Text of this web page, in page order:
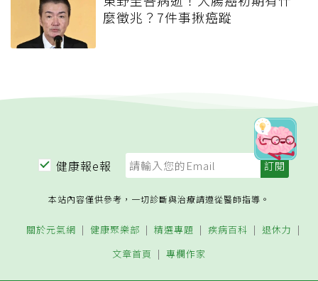
麼徵兆？7件事揪癌蹤
健康報e報
本站內容僅供參考，一切診斷與治療請遵從醫師指導。
關於元氣網 健康聚樂部 精選專題 疾病百科
退休力
文章首頁
專欄作家